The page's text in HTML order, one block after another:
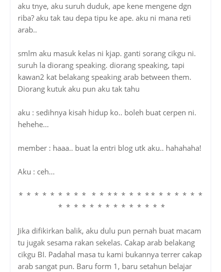
aku tnye, aku suruh duduk, ape kene mengene dgn
riba? aku tak tau depa tipu ke ape. aku ni mana reti
arab..
smlm aku masuk kelas ni kjap. ganti sorang cikgu ni.
suruh la diorang speaking. diorang speaking, tapi
kawan2 kat belakang speaking arab between them.
Diorang kutuk aku pun aku tak tahu
aku : sedihnya kisah hidup ko.. boleh buat cerpen ni.
hehehe...
member : haaa.. buat la entri blog utk aku.. hahahaha!
Aku : ceh...
* * * * * * * * * * * * * * * * * * * * * * * *
* * * * * * * * * * * * * *
Jika difikirkan balik, aku dulu pun pernah buat macam
tu jugak sesama rakan sekelas. Cakap arab belakang
cikgu BI. Padahal masa tu kami bukannya terrer cakap
arab sangat pun. Baru form 1, baru setahun belajar